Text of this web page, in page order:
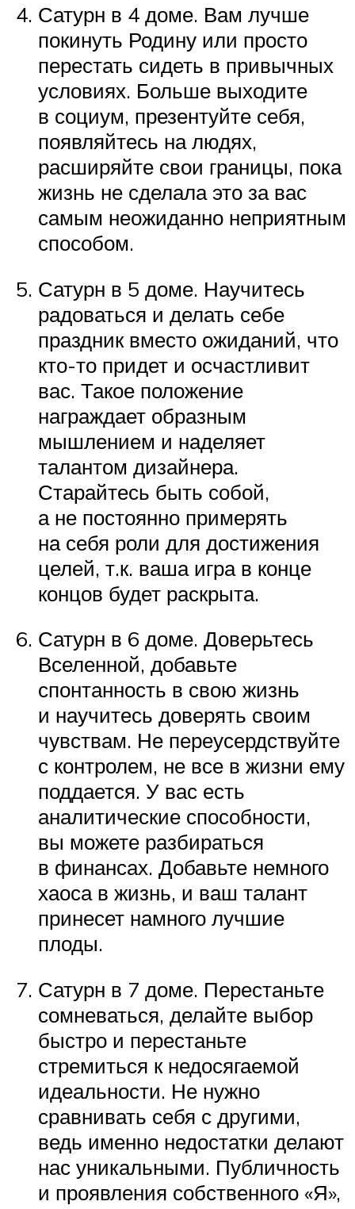
Сатурн в 4 доме. Вам лучше
покинуть Родину или просто
перестать сидеть в привычных
условиях. Больше выходите
в социум, презентуйте себя,
появляйтесь на людях,
расширяйте свои границы, пока
жизнь не сделала это за вас
самым неожиданно неприятным
способом.
Сатурн в 5 доме. Научитесь
радоваться и делать себе
праздник вместо ожиданий, что
кто-то придет и осчастливит
вас. Такое положение
награждает образным
мышлением и наделяет
талантом дизайнера.
Старайтесь быть собой,
а не постоянно примерять
на себя роли для достижения
целей, т.к. ваша игра в конце
концов будет раскрыта.
Сатурн в 6 доме. Доверьтесь
Вселенной, добавьте
спонтанность в свою жизнь
и научитесь доверять своим
чувствам. Не переусердствуйте
с контролем, не все в жизни ему
поддается. У вас есть
аналитические способности,
вы можете разбираться
в финансах. Добавьте немного
хаоса в жизнь, и ваш талант
принесет намного лучшие
плоды.
Сатурн в 7 доме. Перестаньте
сомневаться, делайте выбор
быстро и перестаньте
стремиться к недосягаемой
идеальности. Не нужно
сравнивать себя с другими,
ведь именно недостатки делают
нас уникальными. Публичность
и проявления собственного «Я»,